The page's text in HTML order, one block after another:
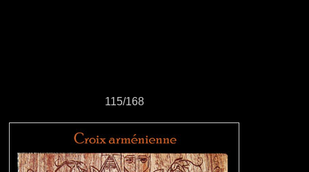
115/168